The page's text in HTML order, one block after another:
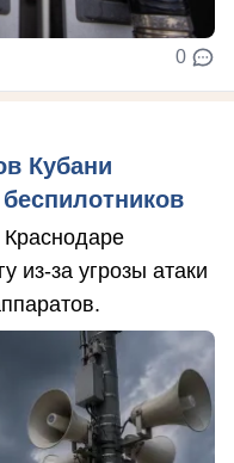
0
Кубани
Краснодаре
из-за угрозы атаки